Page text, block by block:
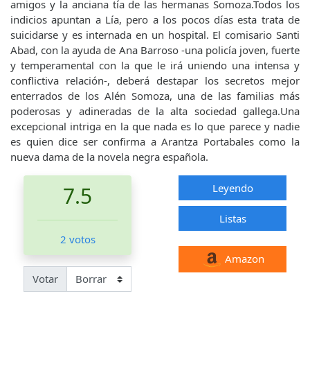
amigos y la anciana tía de las hermanas Somoza.Todos los
indicios apuntan a Lía, pero a los pocos días esta trata de
suicidarse y es internada en un hospital. El comisario Santi
Abad, con la ayuda de Ana Barroso -una policía joven, fuerte
y temperamental con la que le irá uniendo una intensa y
conflictiva relación-, deberá destapar los secretos mejor
enterrados de los Alén Somoza, una de las familias más
poderosas y adineradas de la alta sociedad gallega.Una
excepcional intriga en la que nada es lo que parece y nadie
es quien dice ser confirma a Arantza Portabales como la
nueva dama de la novela negra española.
7.5
2 votos
Votar
Leyendo
Listas
Amazon